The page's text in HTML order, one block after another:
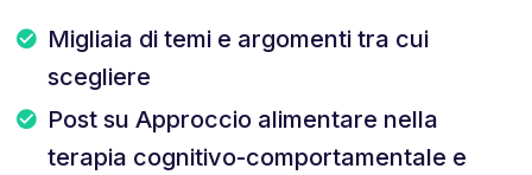
Migliaia di temi e argomenti tra cui
scegliere
Post su Approccio alimentare nella
terapia cognitivo-comportamentale e